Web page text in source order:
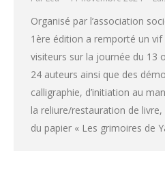
Organisé par l’association
1ère édition a remporté un vif
visiteurs sur la journée du 13
24 auteurs ainsi que des
calligraphie, d’initiation au
la reliure/restauration de
du papier « Les grimoires de